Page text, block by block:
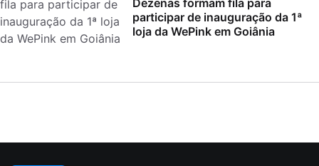
Dezenas formam fila para
participar de inauguração da 1ª
loja da WePink em Goiânia